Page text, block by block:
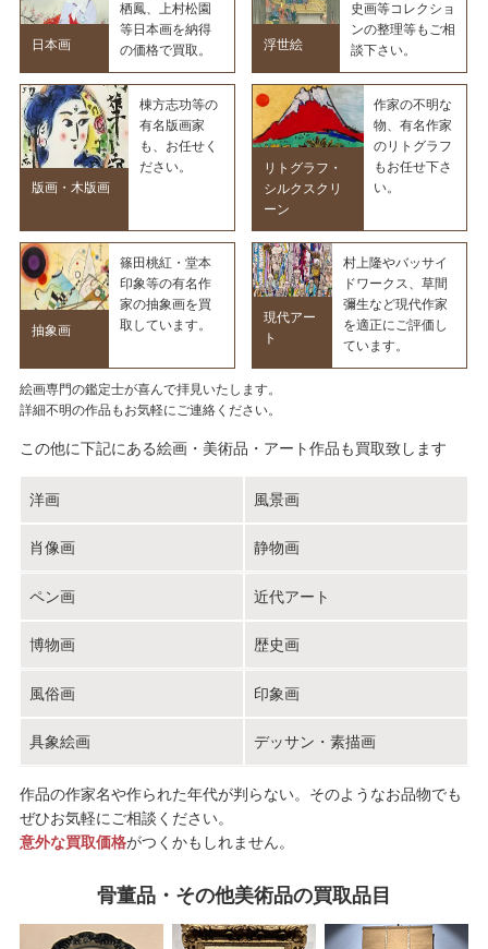
日本画
栖鳳、上村松園
等日本画を納得
の価格で買取。
浮世絵
史画等コレクショ
ンの整理等もご相
談下さい。
版画・木版画
棟方志功等の
有名版画家
も、お任せく
ださい。
リトグラフ・
シルクスクリ
ーン
作家の不明な
物、有名作家
のリトグラフ
もお任せ下さ
い。
抽象画
篠田桃紅・堂本
印象等の有名作
家の抽象画を買
取しています。
現代アー
ト
村上隆やバッサイ
ドワークス、草間
彌生など現代作家
を適正にご評価し
ています。
絵画専門の鑑定士が喜んで拝見いたします。
詳細不明の作品もお気軽にご連絡ください。
この他に下記にある絵画・美術品・アート作品も買取致します
洋画 風景画
肖像画 静物画
ペン画 近代アート
博物画 歴史画
風俗画 印象画
具象絵画 デッサン・素描画
作品の作家名や作られた年代が判らない。そのようなお品物でも
ぜひお気軽にご相談ください。
意外な買取価格がつくかもしれません。
骨董品・その他美術品の買取品目